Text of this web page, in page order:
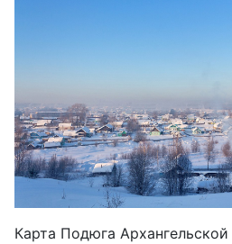
Карта Подюга